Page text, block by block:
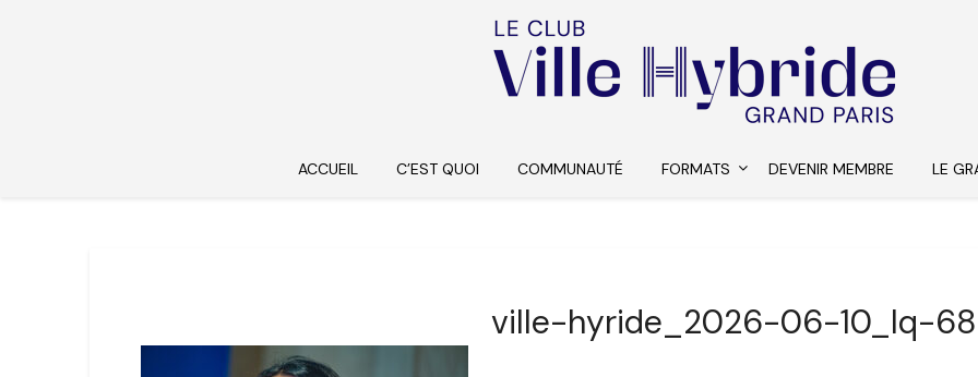
ACCUEIL C’EST QUOI COMMUNAUTÉ FORMATS DEVENIR MEMBRE LE
ville-hyride_2026-06-10_lq-68